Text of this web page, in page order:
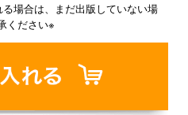
場合は、まだ出版していない場
ください※